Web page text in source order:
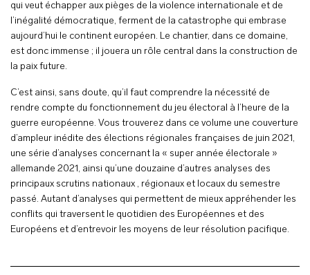
qui veut échapper aux pièges de la violence internationale et de
l’inégalité démocratique, ferment de la catastrophe qui embrase
aujourd’hui le continent européen. Le chantier, dans ce domaine,
est donc immense ; il jouera un rôle central dans la construction de
la paix future.
C’est ainsi, sans doute, qu’il faut comprendre la nécessité de
rendre compte du fonctionnement du jeu électoral à l’heure de la
guerre européenne. Vous trouverez dans ce volume une couverture
d’ampleur inédite des élections régionales françaises de juin 2021,
une série d’analyses concernant la « super année électorale »
allemande 2021, ainsi qu’une douzaine d’autres analyses des
principaux scrutins nationaux , régionaux et locaux du semestre
passé. Autant d’analyses qui permettent de mieux appréhender les
conflits qui traversent le quotidien des Européennes et des
Européens et d’entrevoir les moyens de leur résolution pacifique.